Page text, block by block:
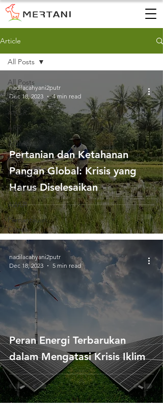
Article
All Posts
AWS
AWLR
ARR
AQMS
WQMS
Instalasi
Air Tanah
AWLR
Pemantauan
Cuaca
All Posts
Pertanian dan Ketahanan
Pangan Global: Krisis yang
Harus Diselesaikan
nadilacahyani2putr
Dec 18, 2023
4 min read
Peran Energi Terbarukan
dalam Mengatasi Krisis Iklim
nadilacahyani2putr
Dec 18, 2023
5 min read